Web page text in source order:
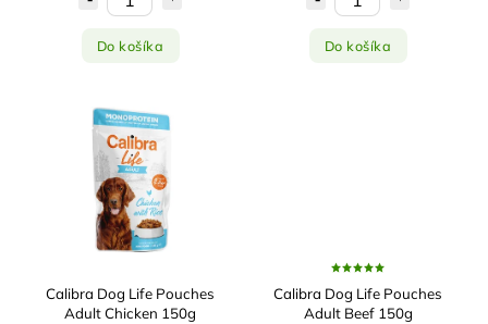
Do košíka Do košíka
Calibra Dog Life Pouches
Adult Chicken 150g
Calibra Dog Life Pouches
Adult Beef 150g